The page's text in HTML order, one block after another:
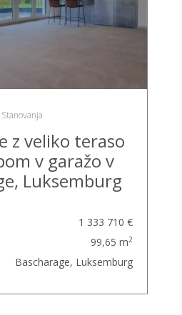
Stanovanja
z veliko teraso
v garažo v
Luksemburg
1 333 710 €
99,65 m2
Bascharage, Luksemburg